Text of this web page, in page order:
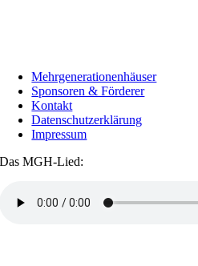
Mehrgenerationenhäuser
Sponsoren & Förderer
Kontakt
Datenschutzerklärung
Impressum
Das MGH-Lied: